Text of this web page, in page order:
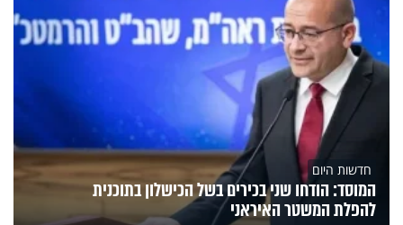
חדשות היום
המוסד: הודחו שני בכירים בשל הכישלון בתוכנית
להפלת המשטר האיראני